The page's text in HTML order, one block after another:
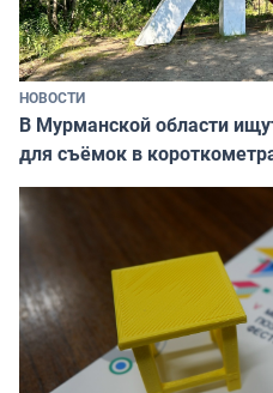
НОВОСТИ
В Мурманской области
для съёмок в